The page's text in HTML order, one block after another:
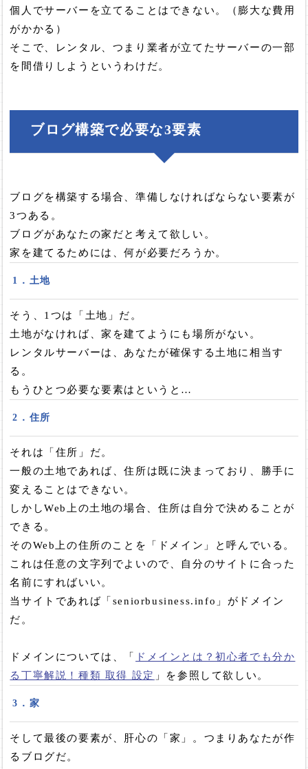
個人でサーバーを立てることはできない。（膨大な費用
がかかる）
そこで、レンタル、つまり業者が立てたサーバーの一部
を間借りしようというわけだ。
ブログ構築で必要な3要素
ブログを構築する場合、準備しなければならない要素が
3つある。
ブログがあなたの家だと考えて欲しい。
家を建てるためには、何が必要だろうか。
1．土地
そう、1つは「土地」だ。
土地がなければ、家を建てようにも場所がない。
レンタルサーバーは、あなたが確保する土地に相当す
る。
もうひとつ必要な要素はというと…
2．住所
それは「住所」だ。
一般の土地であれば、住所は既に決まっており、勝手に
変えることはできない。
しかしWeb上の土地の場合、住所は自分で決めることが
できる。
そのWeb上の住所のことを「ドメイン」と呼んでいる。
これは任意の文字列でよいので、自分のサイトに合った
名前にすればいい。
当サイトであれば「seniorbusiness.info」がドメイン
だ。
ドメインについては、「
ドメインとは？初心者でも分か
る丁寧解説！種類 取得 設定 」を参照して欲しい。
3．家
そして最後の要素が、肝心の「家」。つまりあなたが作
るブログだ。